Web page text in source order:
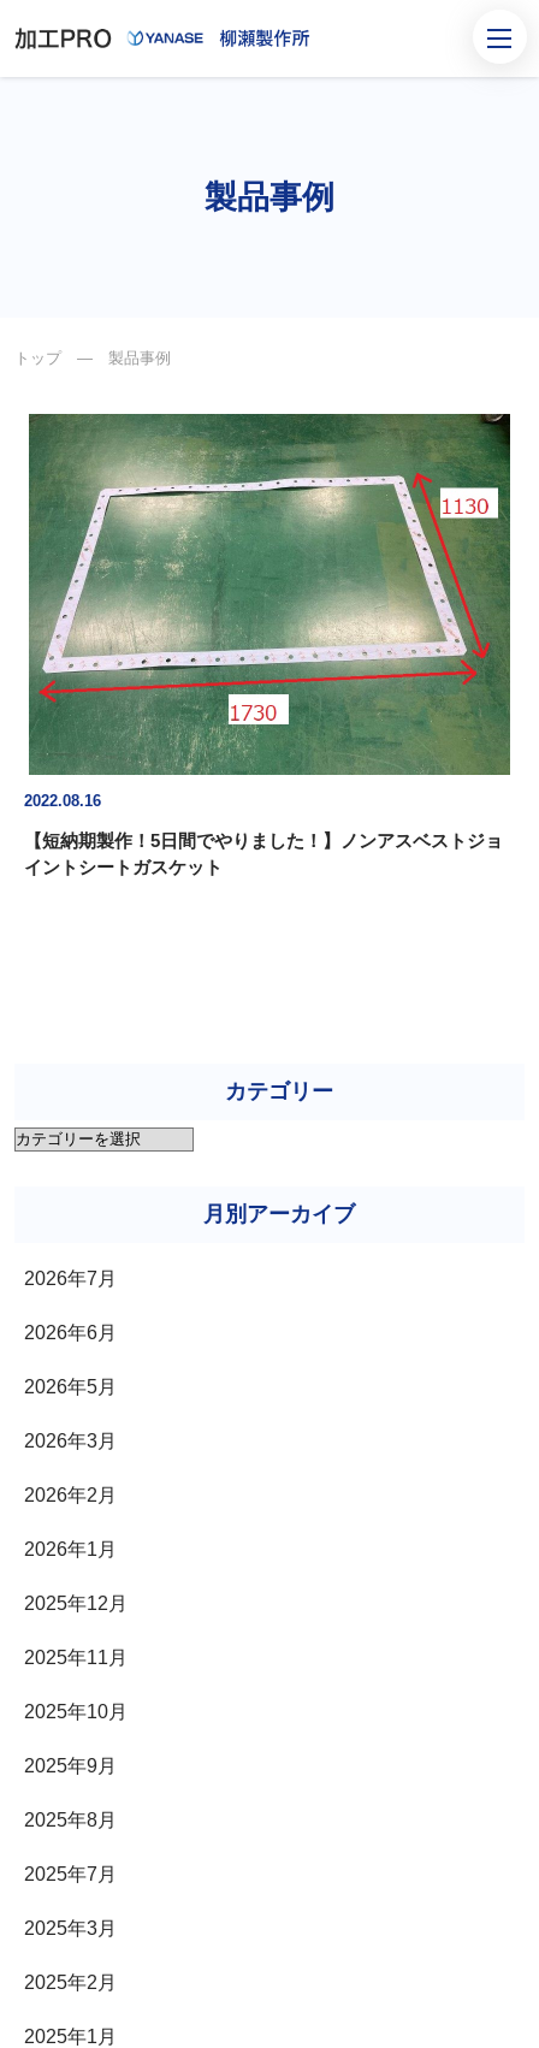
製品事例
トップ― 製品事例
2022.08.16
【短納期製作！5日間でやりました！】ノンアスベストジョ
イントシートガスケット
カテゴリー
カ
ー
月別アーカイブ
2026年7月
2026年6月
2026年5月
2026年3月
2026年2月
2026年1月
2025年12月
2025年11月
2025年10月
2025年9月
2025年8月
2025年7月
2025年3月
2025年2月
2025年1月